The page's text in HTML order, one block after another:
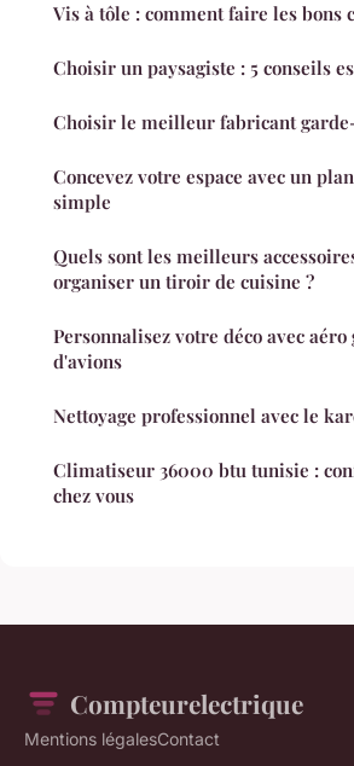
Vis à tôle : comment faire les bons
Choisir un paysagiste : 5 conseils
Choisir le meilleur fabricant
Concevez votre espace avec un
simple
Quels sont les meilleurs
organiser un tiroir de cuisine ?
Personnalisez votre déco avec
d'avions
Nettoyage professionnel avec le
Climatiseur 36000 btu tunisie :
chez vous
Compteurelectrique
Mentions légalesContact